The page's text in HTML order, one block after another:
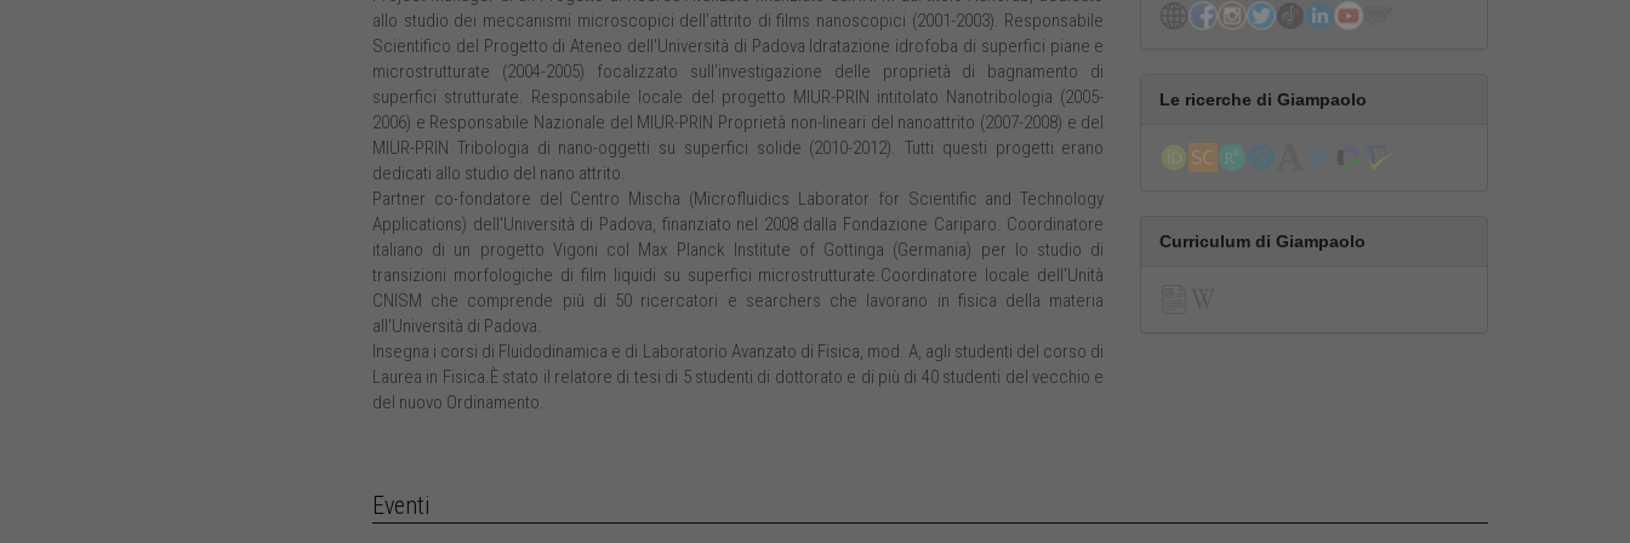
allo studio dei meccanismi microscopici dell'attrito di films nanoscopici (2001-2003). Responsabile
Scientifico del Progetto di Ateneo dell'Università di Padova Idratazione idrofoba di superfici piane e
microstrutturate (2004-2005) focalizzato sull'investigazione delle proprietà di bagnamento di
superfici strutturate. Responsabile locale del progetto MIUR-PRIN intitolato Nanotribologia (2005-
2006) e Responsabile Nazionale del MIUR-PRIN Proprietà non-lineari del nanoattrito (2007-2008) e del
MIUR-PRIN Tribologia di nano-oggetti su superfici solide (2010-2012). Tutti questi progetti erano
dedicati allo studio del nano attrito.
Partner co-fondatore del Centro Mischa (Microfluidics Laborator for Scientific and Technology
Applications) dell'Università di Padova, finanziato nel 2008 dalla Fondazione Cariparo. Coordinatore
italiano di un progetto Vigoni col Max Planck Institute of Gottinga (Germania) per lo studio di
transizioni morfologiche di film liquidi su superfici microstrutturate.Coordinatore locale dell'Unità
CNISM che comprende più di 50 ricercatori e searchers che lavorano in fisica della materia
all'Università di Padova.
Insegna i corsi di Fluidodinamica e di Laboratorio Avanzato di Fisica, mod. A, agli studenti del corso di
Laurea in Fisica.È stato il relatore di tesi di 5 studenti di dottorato e di più di 40 studenti del vecchio e
del nuovo Ordinamento.
Le ricerche di Giampaolo
Curriculum di Giampaolo
Eventi